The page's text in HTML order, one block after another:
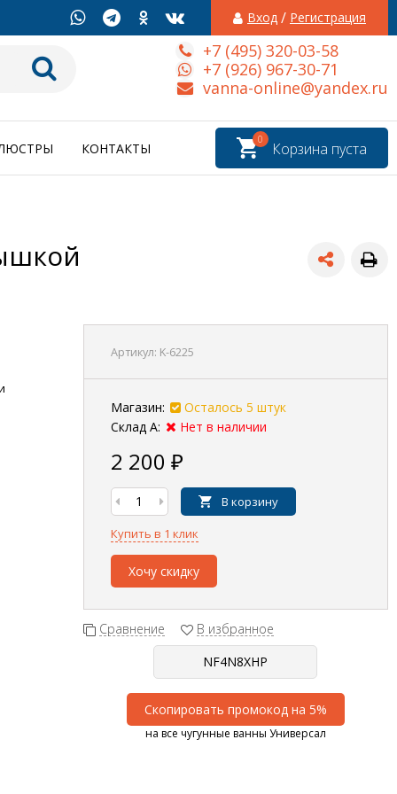
Вход / Регистрация
+7 (495) 320-03-58
+7 (926) 967-30-71
vanna-online@yandex.ru
Корзина пуста
0
КОНТАКТЫ
Артикул: K-6225
Магазин:
Осталось 5 штук
Склад А:
Нет в наличии
2 200 ₽
В корзину
Купить в 1 клик
Хочу скидку
Сравнение В избранное
Скопировать промокод на 5%
на все чугунные ванны Универсал